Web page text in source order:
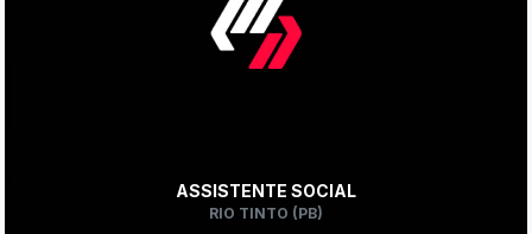
ASSISTENTE SOCIAL
RIO TINTO (PB)